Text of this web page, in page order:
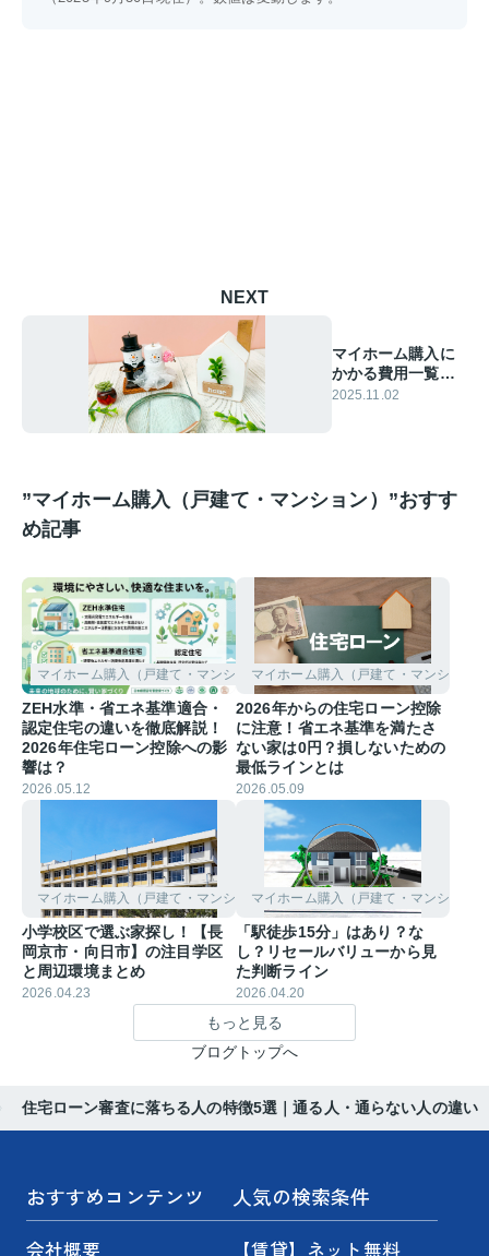
NEXT
マイホーム購入に
かかる費用一覧｜
諸費用・税金・登
2025.11.02
”マイホーム購入（戸建て・マンション）”おすす
め記事
マイホーム購入（戸建て・マンション）
ZEH水準・省エネ基準適合・
認定住宅の違いを徹底解説！
2026年住宅ローン控除への影
響は？
2026.05.12
マイホーム購入（戸建て・マンション）
2026年からの住宅ローン控除
に注意！省エネ基準を満たさ
ない家は0円？損しないための
最低ラインとは
2026.05.09
マイホーム購入（戸建て・マンション）
小学校区で選ぶ家探し！【長
岡京市・向日市】の注目学区
と周辺環境まとめ
2026.04.23
マイホーム購入（戸建て・マンション）
「駅徒歩15分」はあり？な
し？リセールバリューから見
た判断ライン
2026.04.20
もっと見る
ブログトップへ
住宅ローン審査に落ちる人の特徴5選｜通る人・通らない人の違い
おすすめコンテンツ
会社概要
人気の検索条件
【賃貸】ネット無料